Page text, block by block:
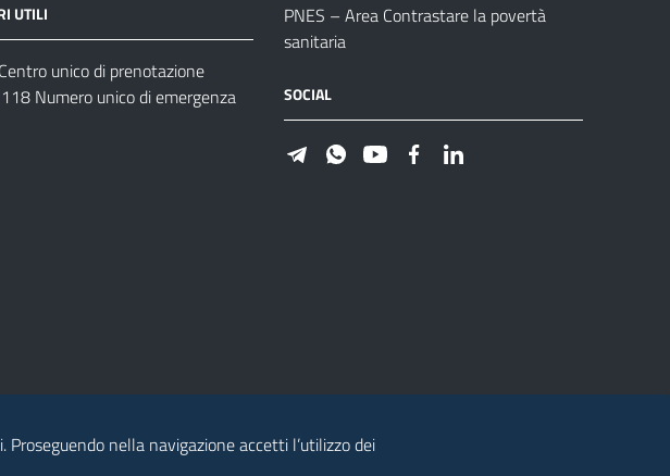
UTILI
unico di prenotazione
Numero unico di emergenza
PNES – Area Contrastare la povertà
sanitaria
SOCIAL
nella navigazione accetti l’utilizzo dei